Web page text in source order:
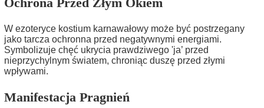
W ezoteryce kostium karnawałowy może być postrzegany
jako tarcza ochronna przed negatywnymi energiami.
Symbolizuje chęć ukrycia prawdziwego 'ja’ przed
nieprzychylnym światem, chroniąc duszę przed złymi
wpływami.
Manifestacja Pragnień